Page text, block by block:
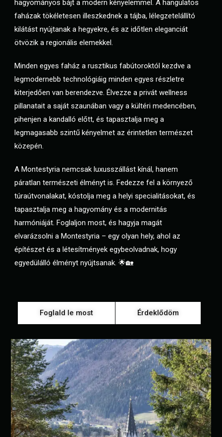
hagyományos bájt a modern kényelemmel. A hangulatos
faházak tökéletesen illeszkednek a tájba, lélegzetelállító
kilátást nyújtanak a hegyekre, és az időtlen eleganciát
ötvözik a regionális elemekkel.
Minden egyes faház a rusztikus fabútoroktól kezdve a
legmodernebb technológiáig minden egyes részletre
kiterjedően van berendezve. Élvezze a privát wellness
pillanatait a saját szaunában vagy a kültéri medencében,
pihenjen a kandalló előtt, és tapasztalja meg a
legmagasabb szintű kényelmet az érintetlen természet
közepén.
A Montestyria nemcsak luxusszállást kínál, hanem
páratlan természeti élményt is. Fedezze fel a környező
túraútvonalakat, kóstolja meg a helyi specialitásokat, és
tapasztalja meg a hagyomány és a modernitás
harmóniáját. Foglaljon most, és hagyja magát
elvarázsolni a Montestyria – egy olyan hely, ahol az
építészet és a létesítmények egybeolvadnak, hogy
egyedülálló élményt nyújtsanak. 🌟🏡
Foglald le most Érdeklődöm